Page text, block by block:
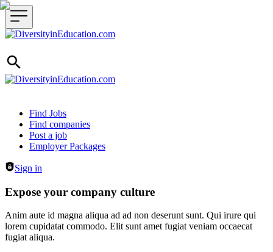
Header navigation
Find Jobs
Find companies
Post a job
Employer Packages
Sign in
Expose your company culture
Anim aute id magna aliqua ad ad non deserunt sunt. Qui irure qui
lorem cupidatat commodo. Elit sunt amet fugiat veniam occaecat
fugiat aliqua.